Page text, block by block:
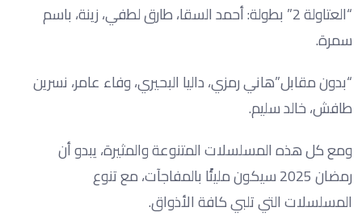
“العتاولة 2” بطولة: أحمد السقا، طارق لطفي، زينة، باسم
سمرة.
“بدون مقابل”هاني رمزي، داليا البحيري، وفاء عامر، نسرين
طافش، خالد سليم.
ومع كل هذه المسلسلات المتنوعة والمثيرة، يبدو أن
رمضان 2025 سيكون مليئًا بالمفاجآت، مع تنوع
المسلسلات التي تلبي كافة الأذواق.